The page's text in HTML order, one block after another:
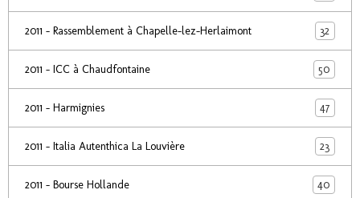
2011 - Rassemblement à Chapelle-lez-Herlaimont 32
2011 - ICC à Chaudfontaine 50
2011 - Harmignies 47
2011 - Italia Autenthica La Louvière 23
2011 - Bourse Hollande 40